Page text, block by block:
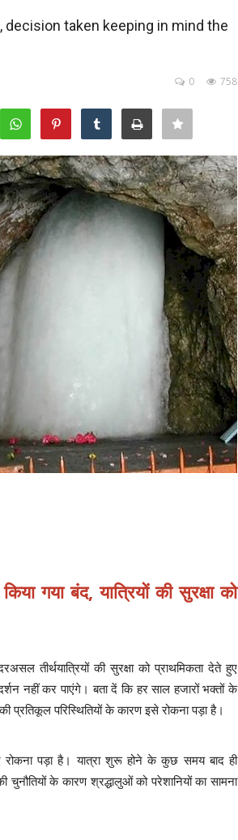
taken keeping in mind the
758
0
गया बंद, यात्रियों की सुरक्षा को
तीर्थयात्रियों की सुरक्षा को प्राथमिकता देते हुए
नहीं कर पाएंगे। बता दें कि हर साल हजारों भक्तों के
प्रतिकूल परिस्थितियों के कारण इसे रोकना पड़ा है।
पड़ा है। यात्रा शुरू होने के कुछ समय बाद ही
चुनौतियों के कारण श्रद्धालुओं को परेशानियों का सामना